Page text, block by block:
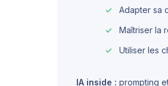
Adapter sa
Maîtriser la
Utiliser les
IA inside : prompting